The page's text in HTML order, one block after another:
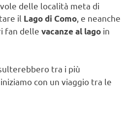
delle località meta di
il Lago di Como, e neanche
fan delle vacanze al lago in
tra i più
con un viaggio tra le